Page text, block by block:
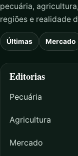
pecuária,
regiões e realidade
Últimas Mercado
Editorias
Pecuária
Agricultura
Mercado